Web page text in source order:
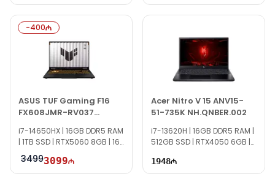
-400
ASUS TUF Gaming F16
FX608JMR-RV037
90NR0NB1-M002S0
i7-14650HX | 16GB DDR5 RAM
| 1TB SSD | RTX5060 8GB | 16"
FHD+ | 165Hz
34993099
Acer Nitro V 15 ANV15-
51-735K NH.QNBER.002
i7-13620H | 16GB DDR5 RAM |
512GB SSD | RTX4050 6GB |
1948